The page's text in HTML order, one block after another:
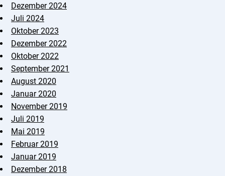
Dezember 2024
Juli 2024
Oktober 2023
Dezember 2022
Oktober 2022
September 2021
August 2020
Januar 2020
November 2019
Juli 2019
Mai 2019
Februar 2019
Januar 2019
Dezember 2018